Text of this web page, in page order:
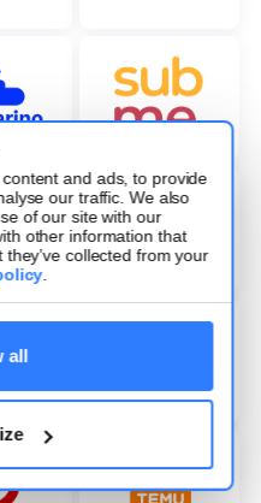
and ads, to provide
our traffic. We also
of our site with our
other information that
collected from your
.
all